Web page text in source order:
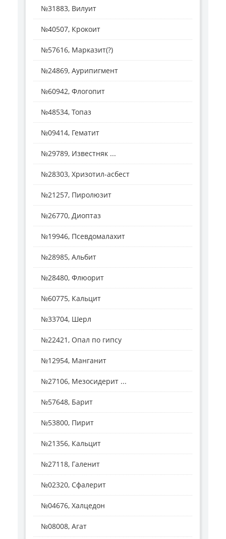
№31883, Вилуит
№40507, Крокоит
№57616, Марказит(?)
№24869, Аурипигмент
№60942, Флогопит
№48534, Топаз
№09414, Гематит
№29789, Известняк ...
№28303, Хризотил-асбест
№21257, Пиролюзит
№26770, Диоптаз
№19946, Псевдомалахит
№28985, Альбит
№28480, Флюорит
№60775, Кальцит
№33704, Шерл
№22421, Опал по гипсу
№12954, Манганит
№27106, Мезосидерит ...
№57648, Барит
№53800, Пирит
№21356, Кальцит
№27118, Галенит
№02320, Сфалерит
№04676, Халцедон
№08008, Агат